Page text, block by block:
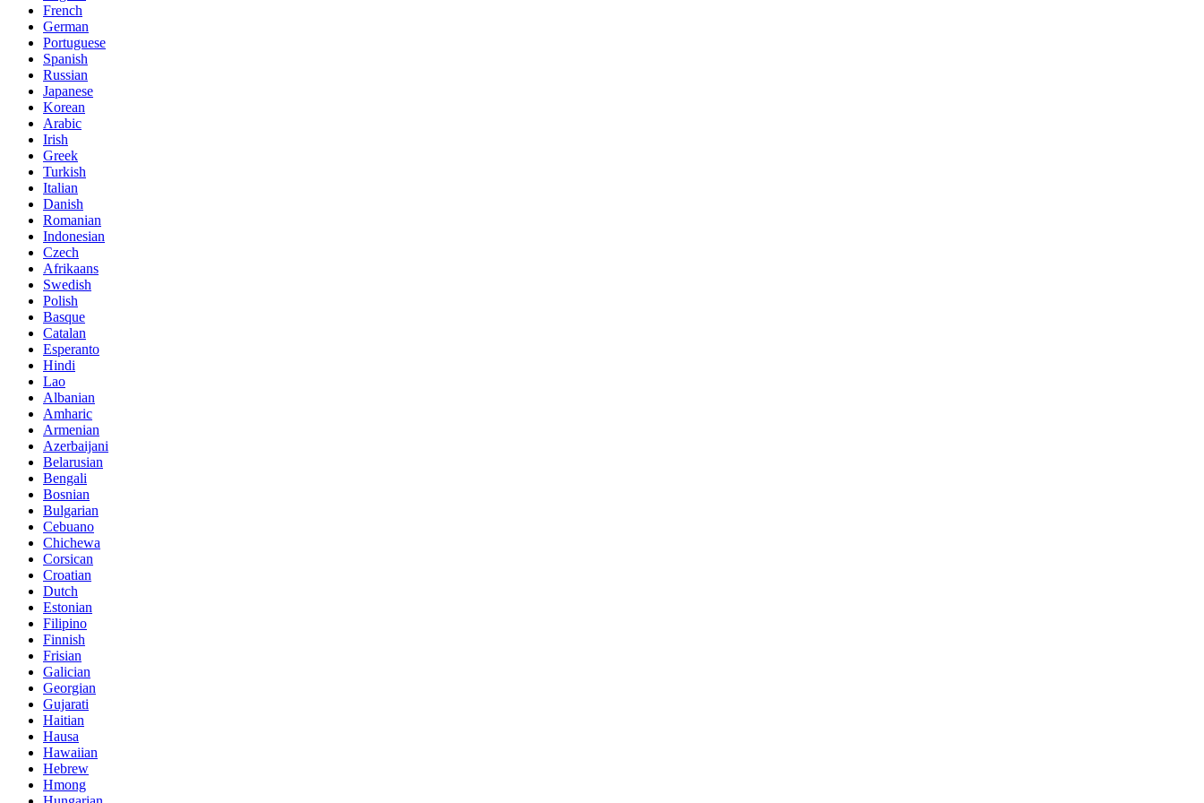
French
German
Portuguese
Spanish
Russian
Japanese
Korean
Arabic
Irish
Greek
Turkish
Italian
Danish
Romanian
Indonesian
Czech
Afrikaans
Swedish
Polish
Basque
Catalan
Esperanto
Hindi
Lao
Albanian
Amharic
Armenian
Azerbaijani
Belarusian
Bengali
Bosnian
Bulgarian
Cebuano
Chichewa
Corsican
Croatian
Dutch
Estonian
Filipino
Finnish
Frisian
Galician
Georgian
Gujarati
Haitian
Hausa
Hawaiian
Hebrew
Hmong